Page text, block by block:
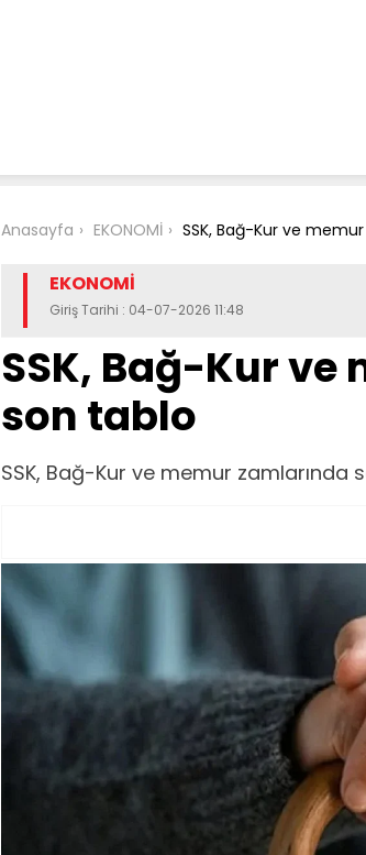
Anasayfa EKONOMİ SSK, Bağ-Kur ve
EKONOMİ
Giriş Tarihi : 04-07-2026 11:48
SSK, Bağ-Kur ve
son tablo
SSK, Bağ-Kur ve memur zamlarında